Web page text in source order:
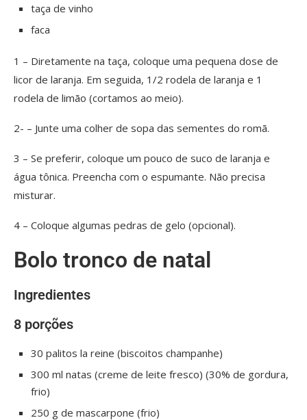
taça de vinho
faca
1 – Diretamente na taça, coloque uma pequena dose de
licor de laranja. Em seguida, 1/2 rodela de laranja e 1
rodela de limão (cortamos ao meio).
2- – Junte uma colher de sopa das sementes do romã.
3 – Se preferir, coloque um pouco de suco de laranja e
água tônica. Preencha com o espumante. Não precisa
misturar.
4 – Coloque algumas pedras de gelo (opcional).
Bolo tronco de natal
Ingredientes
8 porções
30 palitos la reine (biscoitos champanhe)
300 ml natas (creme de leite fresco) (30% de gordura,
frio)
250 g de mascarpone (frio)